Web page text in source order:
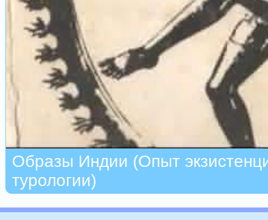
Образы Индии (Опыт
турологии)